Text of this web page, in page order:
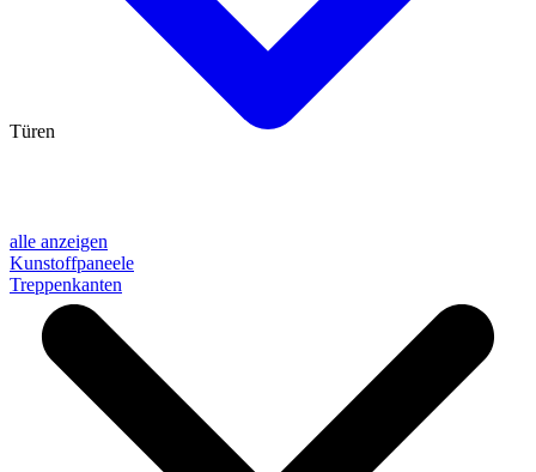
alle anzeigen
Kunstoffpaneele
Treppenkanten
Türen